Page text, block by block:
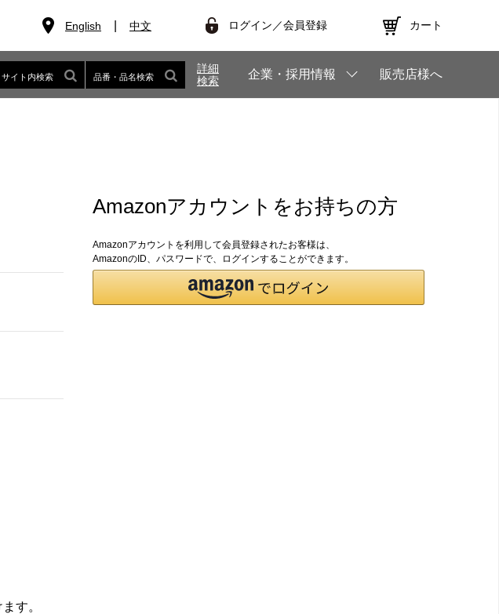
English 中文 ログイン／会員登録 カート
サイト内検索 品番・品名検索
詳細
検索
企業・採用情報 販売店様へ
Amazonアカウントをお持ちの方
Amazonアカウントを利用して会員登録されたお客様は、
AmazonのID、パスワードで、ログインすることができます。
す。